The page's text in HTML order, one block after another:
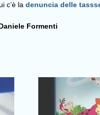
c’è la denuncia delle
Formenti